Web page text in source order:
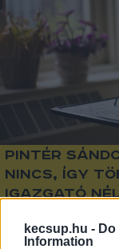
kecsup.hu -
Information
Pintér
nincs, így
igazgató
L